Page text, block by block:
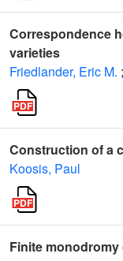
Correspondence
varieties
Friedlander, Eric M. ;
Construction of a
Koosis, Paul
Finite